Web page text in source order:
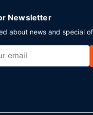
Newsletter
about news and special